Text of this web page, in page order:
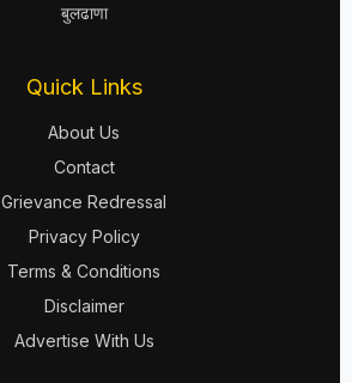
बुलढाणा
Quick Links
About Us
Contact
Grievance Redressal
Privacy Policy
Terms & Conditions
Disclaimer
Advertise With Us